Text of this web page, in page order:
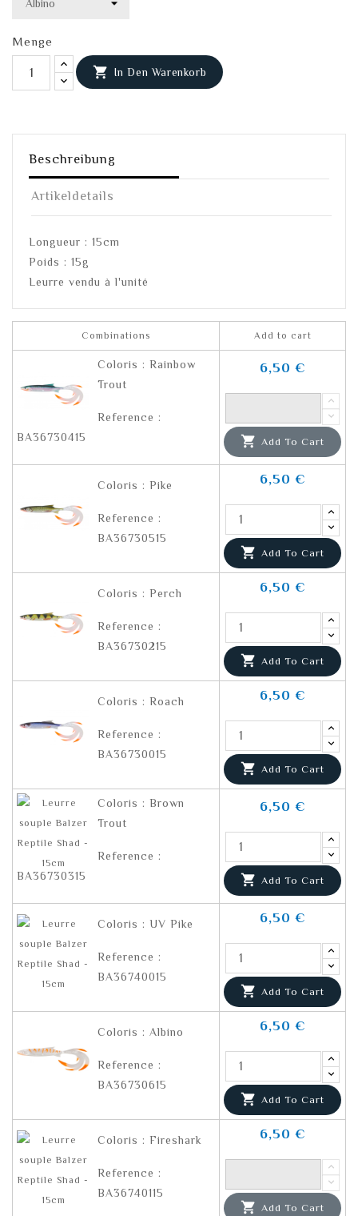
Menge
 In Den Warenkorb
Beschreibung
Artikeldetails
Longueur : 15cm
Poids : 15g
Leurre vendu à l'unité
Combinations Add to cart
Coloris : Rainbow
Trout
Reference :
BA36730415
6,50 €
 Add To Cart
Coloris : Pike
Reference :
BA36730515
6,50 €
 Add To Cart
Coloris : Perch
Reference :
BA36730215
6,50 €
 Add To Cart
Coloris : Roach
Reference :
BA36730015
6,50 €
 Add To Cart
Coloris : Brown
Trout
Reference :
BA36730315
6,50 €
 Add To Cart
Coloris : UV Pike
Reference :
BA36740015
6,50 €
 Add To Cart
Coloris : Albino
Reference :
BA36730615
6,50 €
 Add To Cart
Coloris : Fireshark
Reference :
BA36740115
6,50 €
 Add To Cart